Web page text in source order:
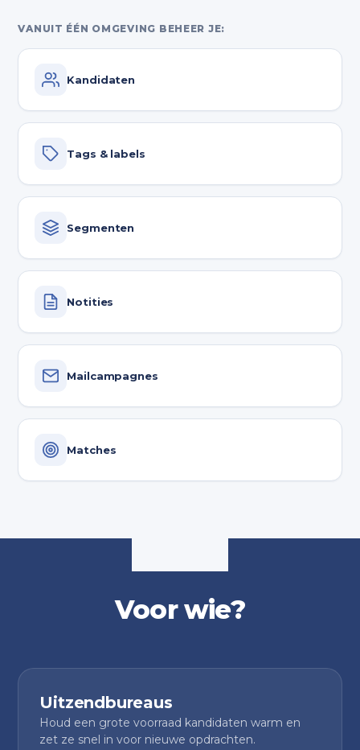
VANUIT ÉÉN OMGEVING BEHEER JE:
Kandidaten
Tags & labels
Segmenten
Notities
Mailcampagnes
Matches
Voor wie?
Uitzendbureaus
Houd een grote voorraad kandidaten warm en
zet ze snel in voor nieuwe opdrachten.